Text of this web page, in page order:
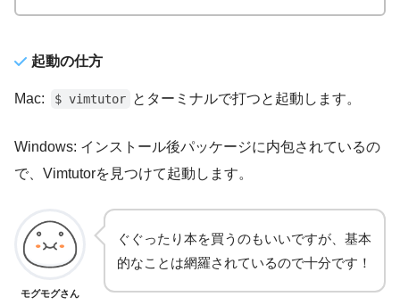
起動の仕方
Mac: $ vimtutor とターミナルで打つと起動します。
Windows: インストール後パッケージに内包されているの
で、Vimtutorを見つけて起動します。
モグモグさん
ぐぐったり本を買うのもいいですが、基本
的なことは網羅されているので十分です！